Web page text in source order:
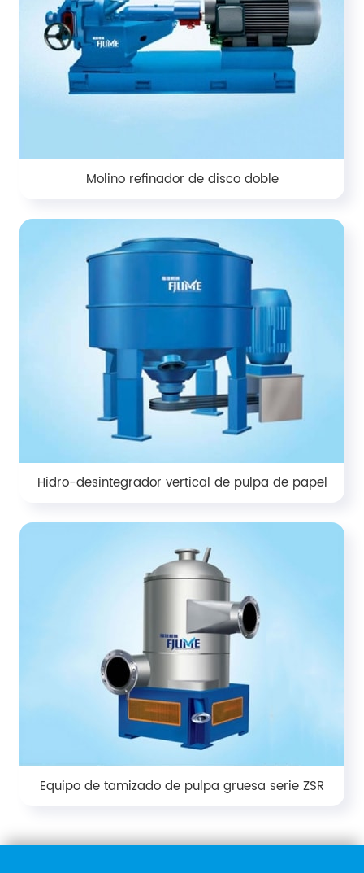
Molino refinador de disco doble
Hidro-desintegrador vertical de pulpa de papel
Equipo de tamizado de pulpa gruesa serie ZSR